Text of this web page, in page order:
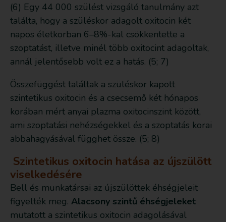
(6) Egy 44 000 szülést vizsgáló tanulmány azt
találta, hogy a szüléskor adagolt oxitocin két
napos életkorban 6–8%-kal csökkentette a
szoptatást, illetve minél több oxitocint adagoltak,
annál jelentősebb volt ez a hatás. (5; 7)
Összefüggést találtak a szüléskor kapott
szintetikus oxitocin és a csecsemő két hónapos
korában mért anyai plazma oxitocinszint között,
ami szoptatási nehézségekkel és a szoptatás korai
abbahagyásával függhet össze. (5; 8)
Szintetikus oxitocin hatása az újszülött
viselkedésére
Bell és munkatársai az újszülöttek éhségjeleit
figyelték meg. Alacsony szintű éhségjeleket
mutatott a szintetikus oxitocin adagolásával